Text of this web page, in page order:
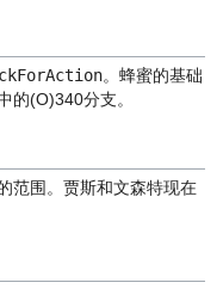
。蜂蜜的基础
的(O)340分支。
范围。贾斯和文森特现在